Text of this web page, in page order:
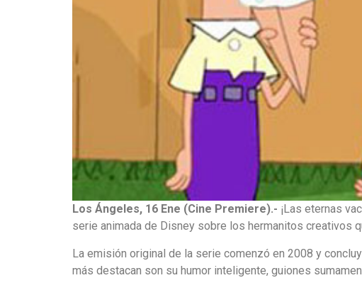
Los Ángeles, 16 Ene (Cine Premiere).- ¡Las eternas
serie animada de Disney sobre los hermanitos creativos
La emisión original de la serie comenzó en 2008 y
más destacan son su humor inteligente, guiones